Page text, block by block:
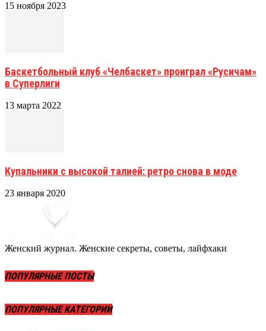
15 ноября 2023
Баскетбольный клуб «Челбаскет» проиграл «Русичам»
в Суперлиги
13 марта 2022
Купальники с высокой талией: ретро снова в моде
23 января 2020
Женский журнал. Женские секреты, советы, лайфхаки
ПОПУЛЯРНЫЕ ПОСТЫ
ПОПУЛЯРНЫЕ КАТЕГОРИИ